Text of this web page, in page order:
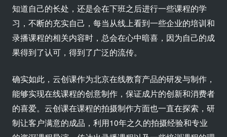
知道自己的长处，还是会在下班之后进行一些课程的学
习，不断的充实自己，每当从线上看到一些企业的培训和
录播课程的相关内容时，总会在心中暗喜，因为自己的成
果得到了认可，得到了广泛的流传。
确实如此，云创课作为北京在线教育产品的研发与制作，
能够实现在线课程的创意制作，保证成片的创新和消费者
的喜爱。云创课在课程的拍摄制作方面也一直在探索，研
制让客户满意的成品，利用10年之久的拍摄经验和专业